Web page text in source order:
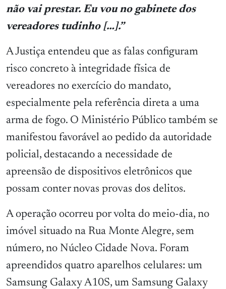
não vai prestar. Eu vou no gabinete dos
vereadores tudinho […].”
A Justiça entendeu que as falas configuram
risco concreto à integridade física de
vereadores no exercício do mandato,
especialmente pela referência direta a uma
arma de fogo. O Ministério Público também se
manifestou favorável ao pedido da autoridade
policial, destacando a necessidade de
apreensão de dispositivos eletrônicos que
possam conter novas provas dos delitos.
A operação ocorreu por volta do meio-dia, no
imóvel situado na Rua Monte Alegre, sem
número, no Núcleo Cidade Nova. Foram
apreendidos quatro aparelhos celulares: um
Samsung Galaxy A10S, um Samsung Galaxy